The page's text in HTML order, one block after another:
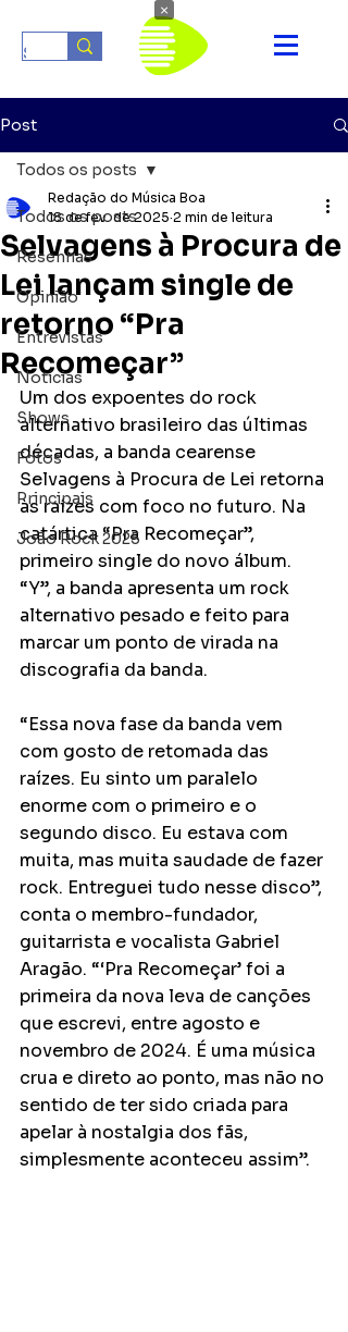
Post
Todos os posts
Resenhas
Opinião
Entrevistas
Notícias
Shows
Fotos
Principais
João Rock 2025
Todos os posts
Selvagens à Procura de
Lei lançam single de
retorno “Pra
Recomeçar”
Redação do Música Boa
18 de fev. de 2025 2 min de leitura
Um dos expoentes do rock
alternativo brasileiro das últimas
décadas, a banda cearense
Selvagens à Procura de Lei retorna
às raízes com foco no futuro. Na
catártica “Pra Recomeçar”,
primeiro single do novo álbum.
“Y”, a banda apresenta um rock
alternativo pesado e feito para
marcar um ponto de virada na
discografia da banda.
“Essa nova fase da banda vem
com gosto de retomada das
raízes. Eu sinto um paralelo
enorme com o primeiro e o
segundo disco. Eu estava com
muita, mas muita saudade de fazer
rock. Entreguei tudo nesse disco”,
conta o membro-fundador,
guitarrista e vocalista Gabriel
Aragão. “‘Pra Recomeçar’ foi a
primeira da nova leva de canções
que escrevi, entre agosto e
novembro de 2024. É uma música
crua e direto ao ponto, mas não no
sentido de ter sido criada para
apelar à nostalgia dos fãs,
simplesmente aconteceu assim”.
×